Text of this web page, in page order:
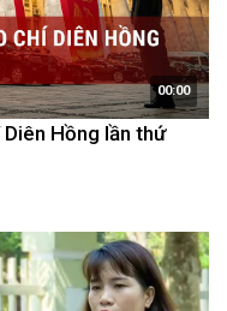
00:00
Hồng lần thứ